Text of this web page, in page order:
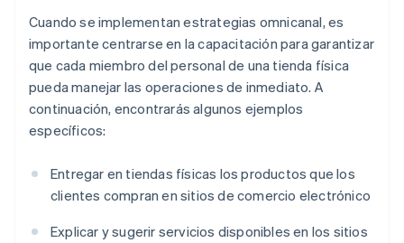
Cuando se implementan estrategias omnicanal, es
importante centrarse en la capacitación para garantizar
que cada miembro del personal de una tienda física
pueda manejar las operaciones de inmediato. A
continuación, encontrarás algunos ejemplos
específicos:
Entregar en tiendas físicas los productos que los
clientes compran en sitios de comercio electrónico
Explicar y sugerir servicios disponibles en los sitios